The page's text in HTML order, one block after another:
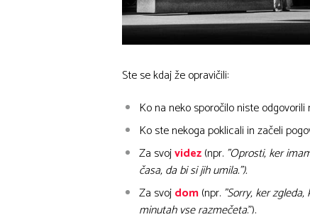
Ste se kdaj že opravičili:
Ko na neko sporočilo niste odgovorili
Ko ste nekoga poklicali in začeli
Za svojvidez(npr. ”Oprosti, ker
časa, da bi si jih umila.”).
Za svojdom(npr. ”Sorry, ker
minutah vse razmečeta.”).